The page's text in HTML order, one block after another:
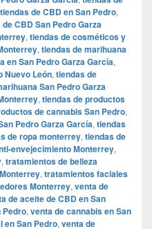
tiendas de CBD en San Pedro,
CBD San Pedro Garza
, tiendas de cosméticos y
, tiendas de marihuana
en San Pedro Garza García,
Nuevo León, tiendas de
San Pedro Garza
, tiendas de productos
de cannabis San Pedro,
Pedro Garza García, tiendas
de ropa monterrey, tiendas de
envejecimiento Monterrey,
, tratamientos de belleza
, tratamientos faciales
Monterrey, venta de
de aceite de CBD en San
Pedro, venta de cannabis en San
en San Pedro, venta de